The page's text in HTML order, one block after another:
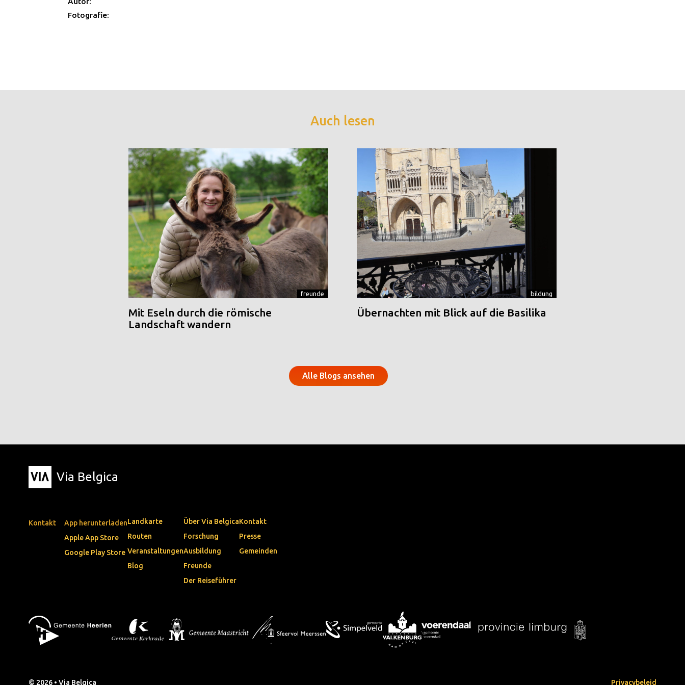
Fotografie:
Auch lesen
freunde
Mit Eseln durch die römische
Landschaft wandern
bildung
Übernachten mit Blick auf die Basilika
Alle Blogs ansehen
Via Belgica
Kontakt
App herunterladen
Apple App Store
Google Play Store
Landkarte
Routen
Veranstaltungen
Blog
Über Via Belgica
Forschung
Ausbildung
Freunde
Der Reiseführer
Kontakt
Presse
Gemeinden
© 2026 • Via Belgica Privacybeleid